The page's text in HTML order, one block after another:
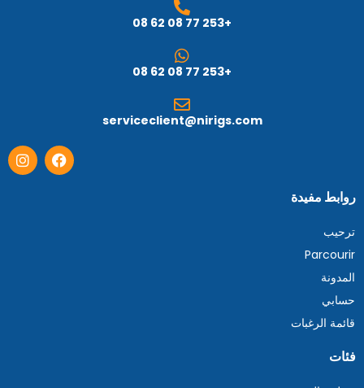
+253 77 08 62 08
+253 77 08 62 08
serviceclient@nirigs.com
روابط مفيدة
ترحيب
Parcourir
المدونة
حسابي
قائمة الرغبات
فئات